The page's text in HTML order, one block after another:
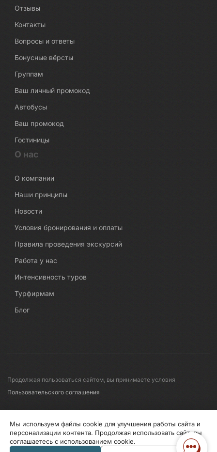
Отзывы
Контакты
Вопросы и ответы
Бонусные вёрсты
Группам
Ваш личный промокод
Автобусы
Ваш промокод
Гостиницы
О нас
О компании
Наши принципы
Новости
Условия бронирования и оплаты
Правила проведения экскурсий
Работа у нас
Интенсивность туров
Турфирмам
Блог
Продолжая пользоваться сайтом, вы принимаете условия
Пользовательского соглашения
© 2008-2026 Первые линии
Информация по исп. cookies Правила обработки перс.данных
Мы используем файлы cookie для улучшения работы сайта и
персонализации контента. Продолжая использовать сайт, вы
соглашаетесь с использованием cookie.